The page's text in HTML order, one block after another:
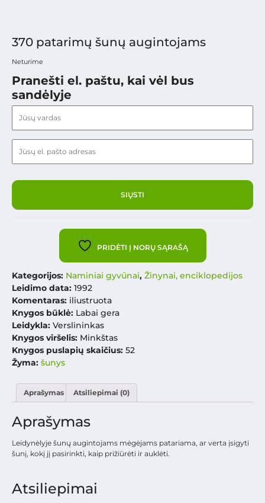
370 patarimų šunų augintojams
Neturime
Pranešti el. paštu, kai vėl bus
sandėlyje
PRIDĖTI Į NORŲ SĄRAŠĄ
Kategorijos: Naminiai gyvūnai, Žinynai, enciklopedijos
Leidimo data: 1992
Komentaras: iliustruota
Knygos būklė: Labai gera
Leidykla: Verslininkas
Knygos viršelis: Minkštas
Knygos puslapių skaičius: 52
Žyma: šunys
Aprašymas Atsiliepimai (0)
Aprašymas
Leidynėlyje šunų augintojams mėgėjams patariama, ar verta įsigyti
šunį, kokį jį pasirinkti, kaip prižiūrėti ir auklėti.
Atsiliepimai